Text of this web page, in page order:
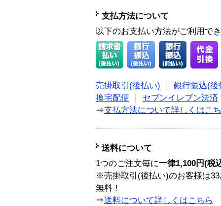
支払方法について
以下のお支払い方法がご利用で
売掛取引(後払い)
銀行振込(後
換宅配便
セブンイレブン決済
⇒支払方法について詳しくはこ
送料について
1つのご注文毎に一律1,100円(税
※売掛取引(後払い)のお客様は
無料！
⇒送料について詳しくはこちら